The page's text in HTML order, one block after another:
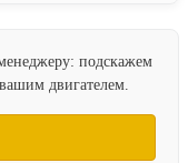
подскажем
двигателем.